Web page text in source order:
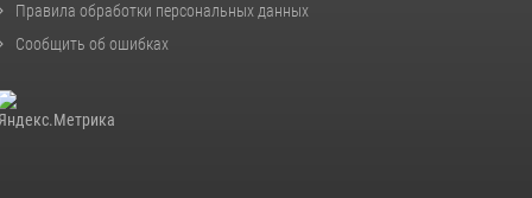
Правила обработки персональных данных
Сообщить об ошибках